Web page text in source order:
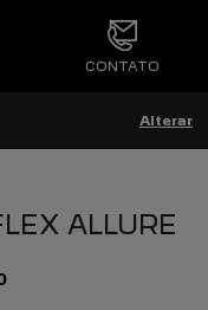
CONTATO
Alterar
ALLURE